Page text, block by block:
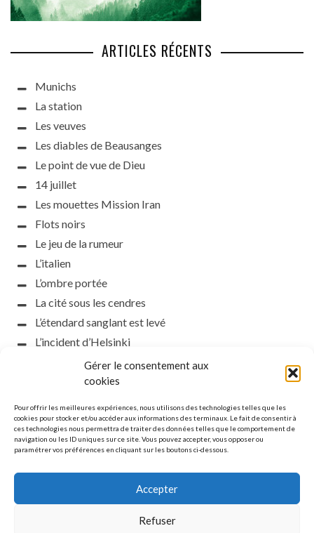
Gérer le consentement aux
cookies
Pour offrir les meilleures expériences, nous utilisons des technologies telles que les
cookies pour stocker et/ou accéder aux informations des terminaux. Le fait de consentir à
ces technologies nous permettra de traiter des données telles que le comportement de
navigation ou les ID uniques sur ce site. Vous pouvez accepter, vous opposer ou
paramétrer vos préférences en cliquant sur les boutons ci-dessous.
Accepter
Refuser
ARTICLES RÉCENTS
Munichs
La station
Les veuves
Les diables de Beausanges
Le point de vue de Dieu
14 juillet
Les mouettes Mission Iran
Flots noirs
Le jeu de la rumeur
L’italien
L’ombre portée
La cité sous les cendres
L’étendard sanglant est levé
L’incident d’Helsinki
la petite fasciste
Toutes les nuances de la nuit
Que s’obscurcissent le soleil et la lumière
Le silence